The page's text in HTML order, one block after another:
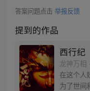
答案问题点击 举报反馈
提到的作品
西行纪
龙神万相
在这个人
为了世间